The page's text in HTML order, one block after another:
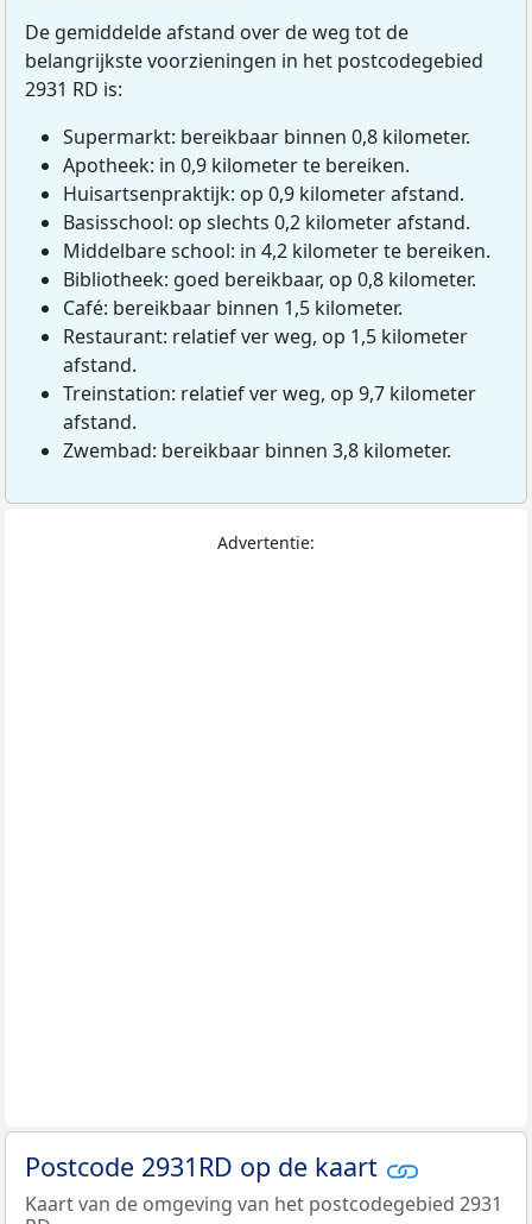
De gemiddelde afstand over de weg tot de
belangrijkste voorzieningen in het postcodegebied
2931 RD is:
Supermarkt: bereikbaar binnen 0,8 kilometer.
Apotheek: in 0,9 kilometer te bereiken.
Huisartsenpraktijk: op 0,9 kilometer afstand.
Basisschool: op slechts 0,2 kilometer afstand.
Middelbare school: in 4,2 kilometer te bereiken.
Bibliotheek: goed bereikbaar, op 0,8 kilometer.
Café: bereikbaar binnen 1,5 kilometer.
Restaurant: relatief ver weg, op 1,5 kilometer
afstand.
Treinstation: relatief ver weg, op 9,7 kilometer
afstand.
Zwembad: bereikbaar binnen 3,8 kilometer.
Advertentie:
Postcode 2931RD op de kaart
Kaart van de omgeving van het postcodegebied 2931